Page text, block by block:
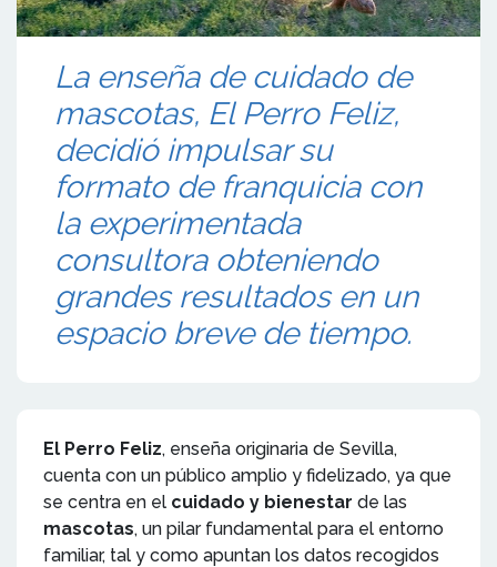
La enseña de cuidado de
mascotas, El Perro Feliz,
decidió impulsar su
formato de franquicia con
la experimentada
consultora obteniendo
grandes resultados en un
espacio breve de tiempo.
El Perro Feliz, enseña originaria de Sevilla,
cuenta con un público amplio y fidelizado, ya que
se centra en el cuidado y bienestar de las
mascotas, un pilar fundamental para el entorno
familiar, tal y como apuntan los datos recogidos